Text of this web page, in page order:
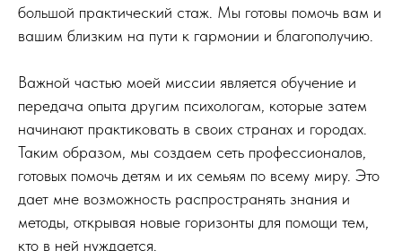
большой практический стаж. Мы готовы помочь вам и
вашим близким на пути к гармонии и благополучию.
Важной частью моей миссии является обучение и
передача опыта другим психологам, которые затем
начинают практиковать в своих странах и городах.
Таким образом, мы создаем сеть профессионалов,
готовых помочь детям и их семьям по всему миру. Это
дает мне возможность распространять знания и
методы, открывая новые горизонты для помощи тем,
кто в ней нуждается.